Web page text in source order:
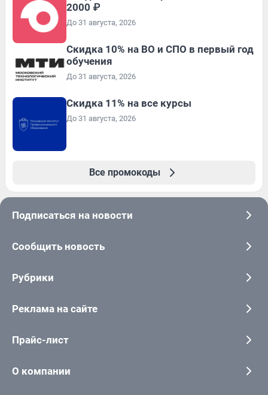
2000 ₽
До 31 августа, 2026
Скидка 10% на ВО и СПО в первый год
обучения
До 31 августа, 2026
Скидка 11% на все курсы
До 31 августа, 2026
Все промокоды
Подписаться на новости
Сообщить новость
Рубрики
Реклама на сайте
Прайс-лист
О компании